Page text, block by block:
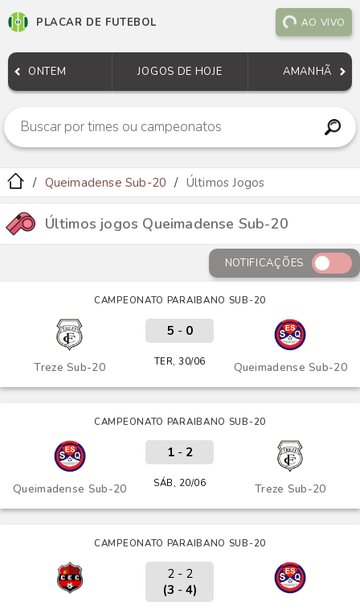
PLACAR DE FUTEBOL AO VIVO
ONTEM JOGOS DE HOJE AMANHÃ
Queimadense Sub-20 Últimos Jogos
Últimos jogos Queimadense Sub-20
NOTIFICAÇÕES
CAMPEONATO PARAIBANO SUB-20
Treze Sub-20 Queimadense Sub-20
5 - 0
TER, 30/06
CAMPEONATO PARAIBANO SUB-20
Queimadense Sub-20 Treze Sub-20
1- 2
SÁB, 20/06
CAMPEONATO PARAIBANO SUB-20
2 - 2
(3 - 4)